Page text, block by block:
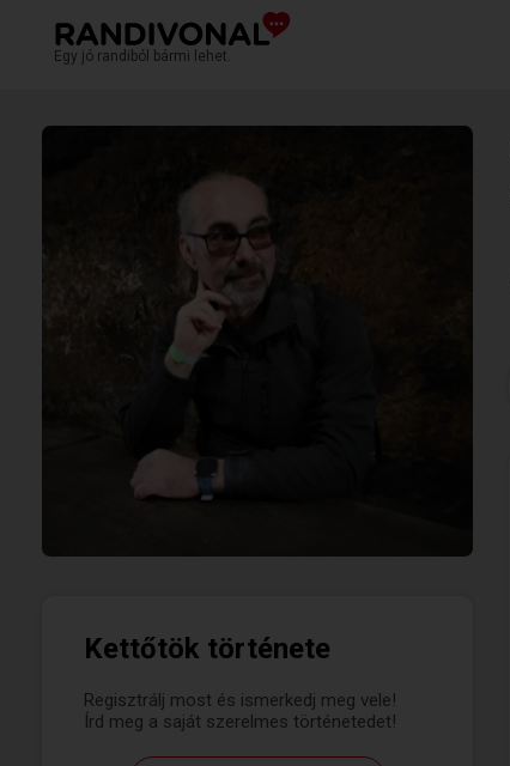
Egy jó randiból bármi lehet.
Kettőtök története
Regisztrálj most és ismerkedj meg vele!
Írd meg a saját szerelmes történetedet!